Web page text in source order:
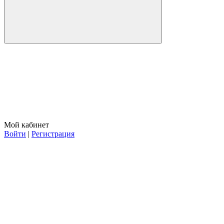
Мой кабинет
Войти | Регистрация